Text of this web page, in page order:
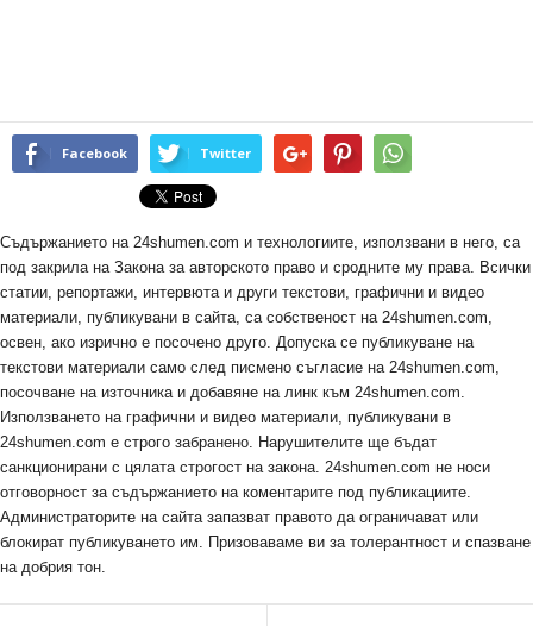
Facebook Twitter
Съдържанието на 24shumen.com и технологиите, използвани в него, са
под закрила на Закона за авторското право и сродните му права. Всички
статии, репортажи, интервюта и други текстови, графични и видео
материали, публикувани в сайта, са собственост на 24shumen.com,
освен, ако изрично е посочено друго. Допуска се публикуване на
текстови материали само след писмено съгласие на 24shumen.com,
посочване на източника и добавяне на линк към 24shumen.com.
Използването на графични и видео материали, публикувани в
24shumen.com е строго забранено. Нарушителите ще бъдат
санкционирани с цялата строгост на закона. 24shumen.com не носи
отговорност за съдържанието на коментарите под публикациите.
Администраторите на сайта запазват правото да ограничават или
блокират публикуването им. Призоваваме ви за толерантност и спазване
на добрия тон.